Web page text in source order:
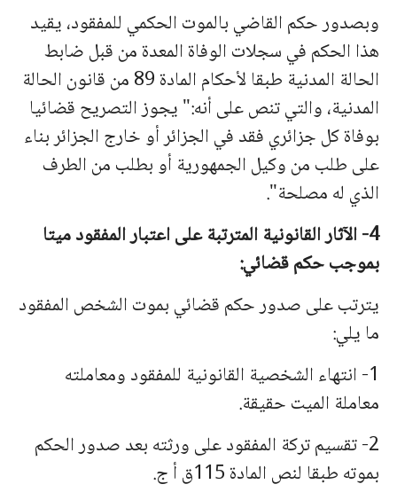
وبصدور حكم القاضي بالموت الحكمي للمفقود، یقید
هذا الحكم في سجلات الوفاة المعدة من قبل ضابط
الحالة المدنیة طبقا لأحكام المادة 89 من قانون الحالة
المدنیة، والتي تنص على أنه:" یجوز التصریح قضائیا
بوفاة كل جزائري فقد في الجزائر أو خارج الجزائر بناء
على طلب من وكیل الجمهوریة أو بطلب من الطرف
الذي له مصلحة".
4- الآثار القانونیة المترتبة على اعتبار المفقود میتا
بموجب حكم قضائي:
یترتب على صدور حكم قضائي بموت الشخص المفقود
ما یلي:
1- انتهاء الشخصیة القانونیة للمفقود ومعاملته
معاملة المیت حقیقة.
2- تقسیم تركة المفقود على ورثته بعد صدور الحكم
بموته طبقا لنص المادة 115ق أ ج.